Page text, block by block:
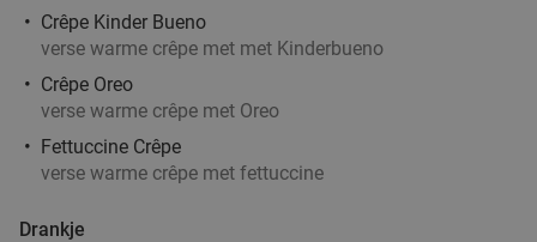
Crêpe Kinder Bueno
verse warme crêpe met met Kinderbueno
Crêpe Oreo
verse warme crêpe met Oreo
Fettuccine Crêpe
verse warme crêpe met fettuccine
Drankje